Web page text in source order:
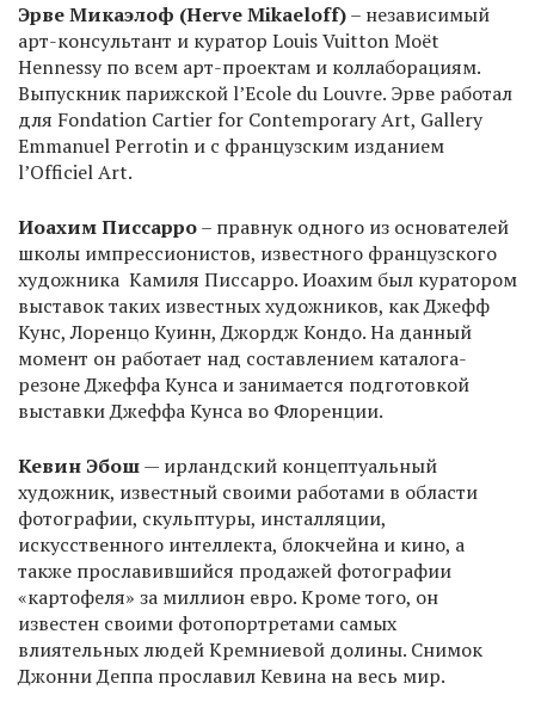
Эрве Микаэлоф (Herve Mikaeloff)– независимый
арт-консультант и куратор Louis Vuitton Moët
Hennessy по всем арт-проектам и коллаборациям.
Выпускник парижской l’Ecole du Louvre. Эрве работал
для Fondation Cartier for Contemporary Art, Gallery
Emmanuel Perrotin и с французским изданием
l’Officiel Art.
Иоахим Писсарро– правнук одного из основателей
школы импрессионистов, известного французского
художника Камиля Писсарро. Иоахим был куратором
выставок таких известных художников, как Джефф
Кунс, Лоренцо Куинн, Джордж Кондо. На данный
момент он работает над составлением каталога-
резоне Джеффа Кунса и занимается подготовкой
выставки Джеффа Кунса во Флоренции.
Кевин Эбош— ирландский концептуальный
художник, известный своими работами в области
фотографии, скульптуры, инсталляции,
искусственного интеллекта, блокчейна и кино, а
также прославившийся продажей фотографии
«картофеля» за миллион евро. Кроме того, он
известен своими фотопортретами самых
влиятельных людей Кремниевой долины. Снимок
Джонни Деппа прославил Кевина на весь мир.